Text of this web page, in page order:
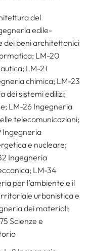
del
edile-
dei beni architettonici
LM-20
LM-21
chimica; LM-23
dei sistemi edilizi;
LM-26 Ingegneria
telecomunicazioni;
Ingegneria
e nucleare;
Ingegneria
LM-34
per l’ambiente e il
urbanistica e
dei materiali;
Scienze e